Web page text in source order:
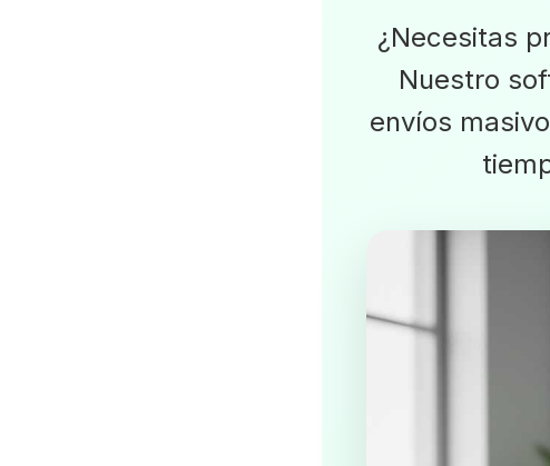
¿Necesitas
Nuestro
envíos